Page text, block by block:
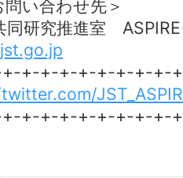
い合わせ先＞
同研究推進室
+-+-+-+-+-+-+-+-
+-+-+-+-+-+-+-+-